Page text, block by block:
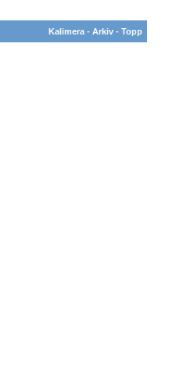
Kalimera - Arkiv - Topp